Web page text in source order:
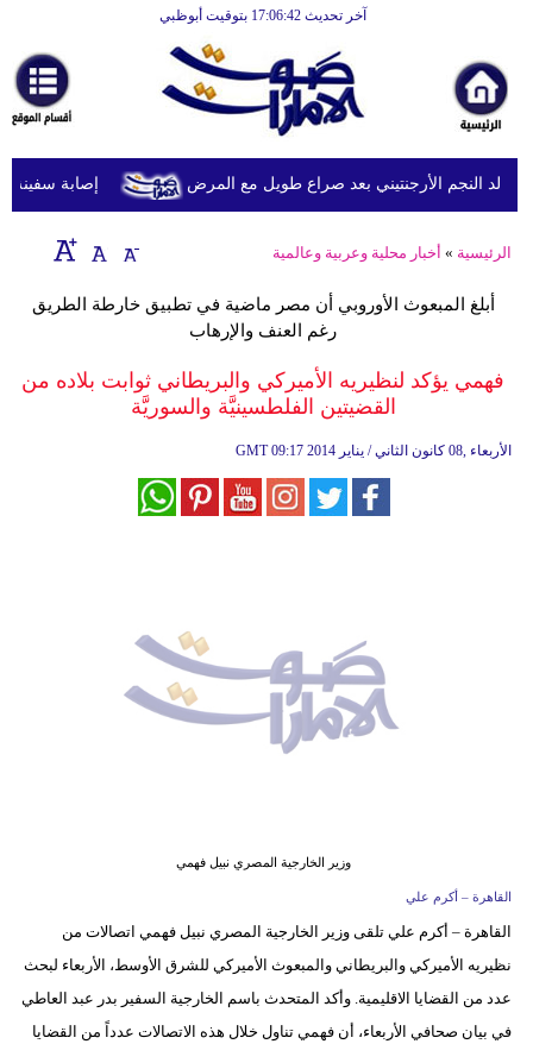
آخر تحديث 17:06:42 بتوقيت أبوظبي
أخبارعاجلة
رياضة
ثقافة
إقتصاد
وموسيقى
أزياء
وتكنولوجيا
بيئة
إصابة سفينة النجم الأرجنتيني بعد صراع طويل مع المرض
الرئيسية » أخبار محلية وعربية وعالمية
أبلغ المبعوث الأوروبي أن مصر ماضية في تطبيق خارطة الطريق
رغم العنف والإرهاب
فهمي يؤكد لنظيريه الأميركي والبريطاني ثوابت بلاده من
القضيتين الفلطسينيَّة والسوريَّة
GMT 09:17 2014 الأربعاء ,08 كانون الثاني / يناير
وزير الخارجية المصري نبيل فهمي
القاهرة – أكرم علي
القاهرة – أكرم علي تلقى وزير الخارجية المصري نبيل فهمي اتصالات من
نظيريه الأميركي والبريطاني والمبعوث الأميركي للشرق الأوسط، الأربعاء لبحث
عدد من القضايا الاقليمية. وأكد المتحدث باسم الخارجية السفير بدر عبد العاطي
في بيان صحافي الأربعاء، أن فهمي تناول خلال هذه الاتصالات عدداً من القضايا